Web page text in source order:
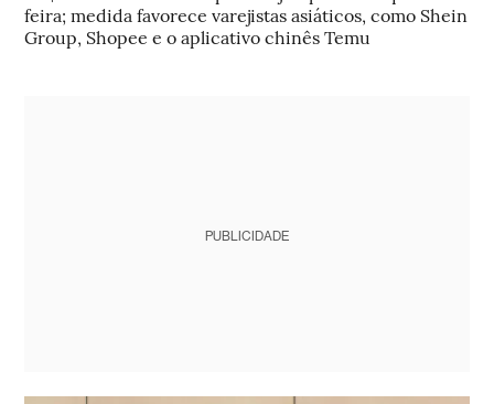
feira; medida favorece varejistas asiáticos, como Shein
Group, Shopee e o aplicativo chinês Temu
PUBLICIDADE